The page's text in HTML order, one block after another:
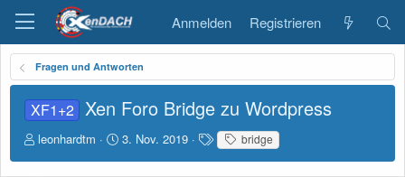
Anmelden Registrieren
Fragen und Antworten
XF1+2 Xen Foro Bridge zu Wordpress
E
leonhardtm
E
3. Nov. 2019
S
c
bridge